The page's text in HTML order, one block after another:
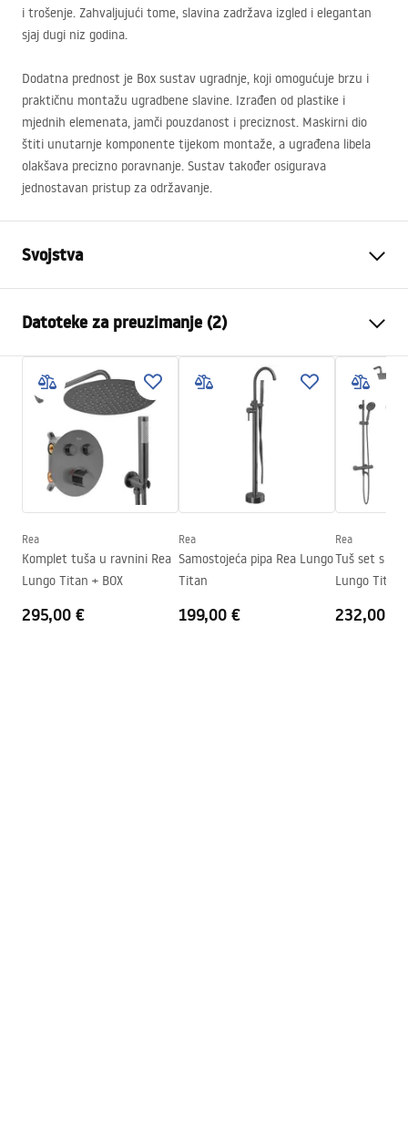
i trošenje. Zahvaljujući tome, slavina zadržava izgled i elegantan
sjaj dugi niz godina.
Dodatna prednost je Box sustav ugradnje, koji omogućuje brzu i
praktičnu montažu ugradbene slavine. Izrađen od plastike i
mjednih elemenata, jamči pouzdanost i preciznost. Maskirni dio
štiti unutarnje komponente tijekom montaže, a ugrađena libela
olakšava precizno poravnanje. Sustav također osigurava
jednostavan pristup za održavanje.
Svojstva
Način montaže
Zidna, Ugradbena
Boja
Titan
Vrsta izljevne cijevi
Fiksna
Doseg izljeva
Visina
Tehnologija premazivanja
Promjer priključka
Datoteke za preuzimanje (2)
Instrukcja montażu
Instrukcja_montazu_.pdf
Jamstveni uvjeti
Warranty_Terms_and_Conditions_Faucets_-_5.pdf
Rea
Komplet tuša u ravnini Rea
Lungo Titan + BOX
295,00 €
Rea
Samostojeća pipa Rea Lungo
Titan
199,00 €
Rea
Tuš set s
Lungo Titan
232,00 €